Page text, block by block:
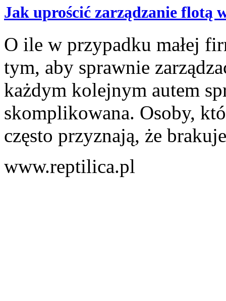
Jak uprościć zarządzanie flotą
O ile w przypadku małej
tym, aby sprawnie
każdym kolejnym autem
skomplikowana. Osoby,
często przyznają, że
www.reptilica.pl